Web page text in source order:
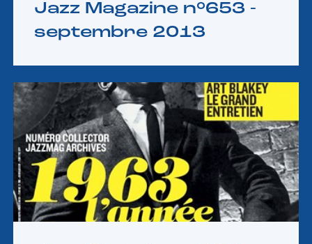
Jazz Magazine n°653 -
septembre 2013